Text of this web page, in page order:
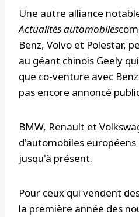
Une autre alliance
Actualités automobiles
Benz, Volvo et Polestar,
au géant chinois Geely
que co-venture avec
pas encore annoncé
BMW, Renault et
d'automobiles européens
jusqu'à présent.
Pour ceux qui vendent
la première année des